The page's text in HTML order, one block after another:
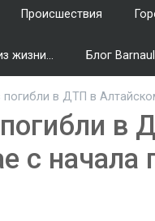
Происшествия
жизни... Блог
в ДТП в
в
с начала